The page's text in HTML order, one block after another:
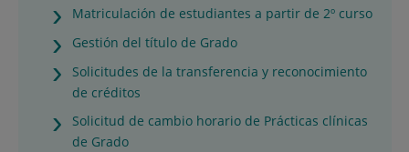
Matriculación de estudiantes a partir de 2º curso
Gestión del título de Grado
Solicitudes de la transferencia y reconocimiento
de créditos
Solicitud de cambio horario de Prácticas clínicas
de Grado